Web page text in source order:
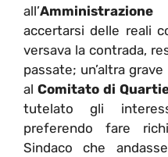
all’Amministrazione
accertarsi delle reali
versava la contrada,
passate; un’altra
al Comitato di
tutelato gli
preferendo fare
Sindaco che